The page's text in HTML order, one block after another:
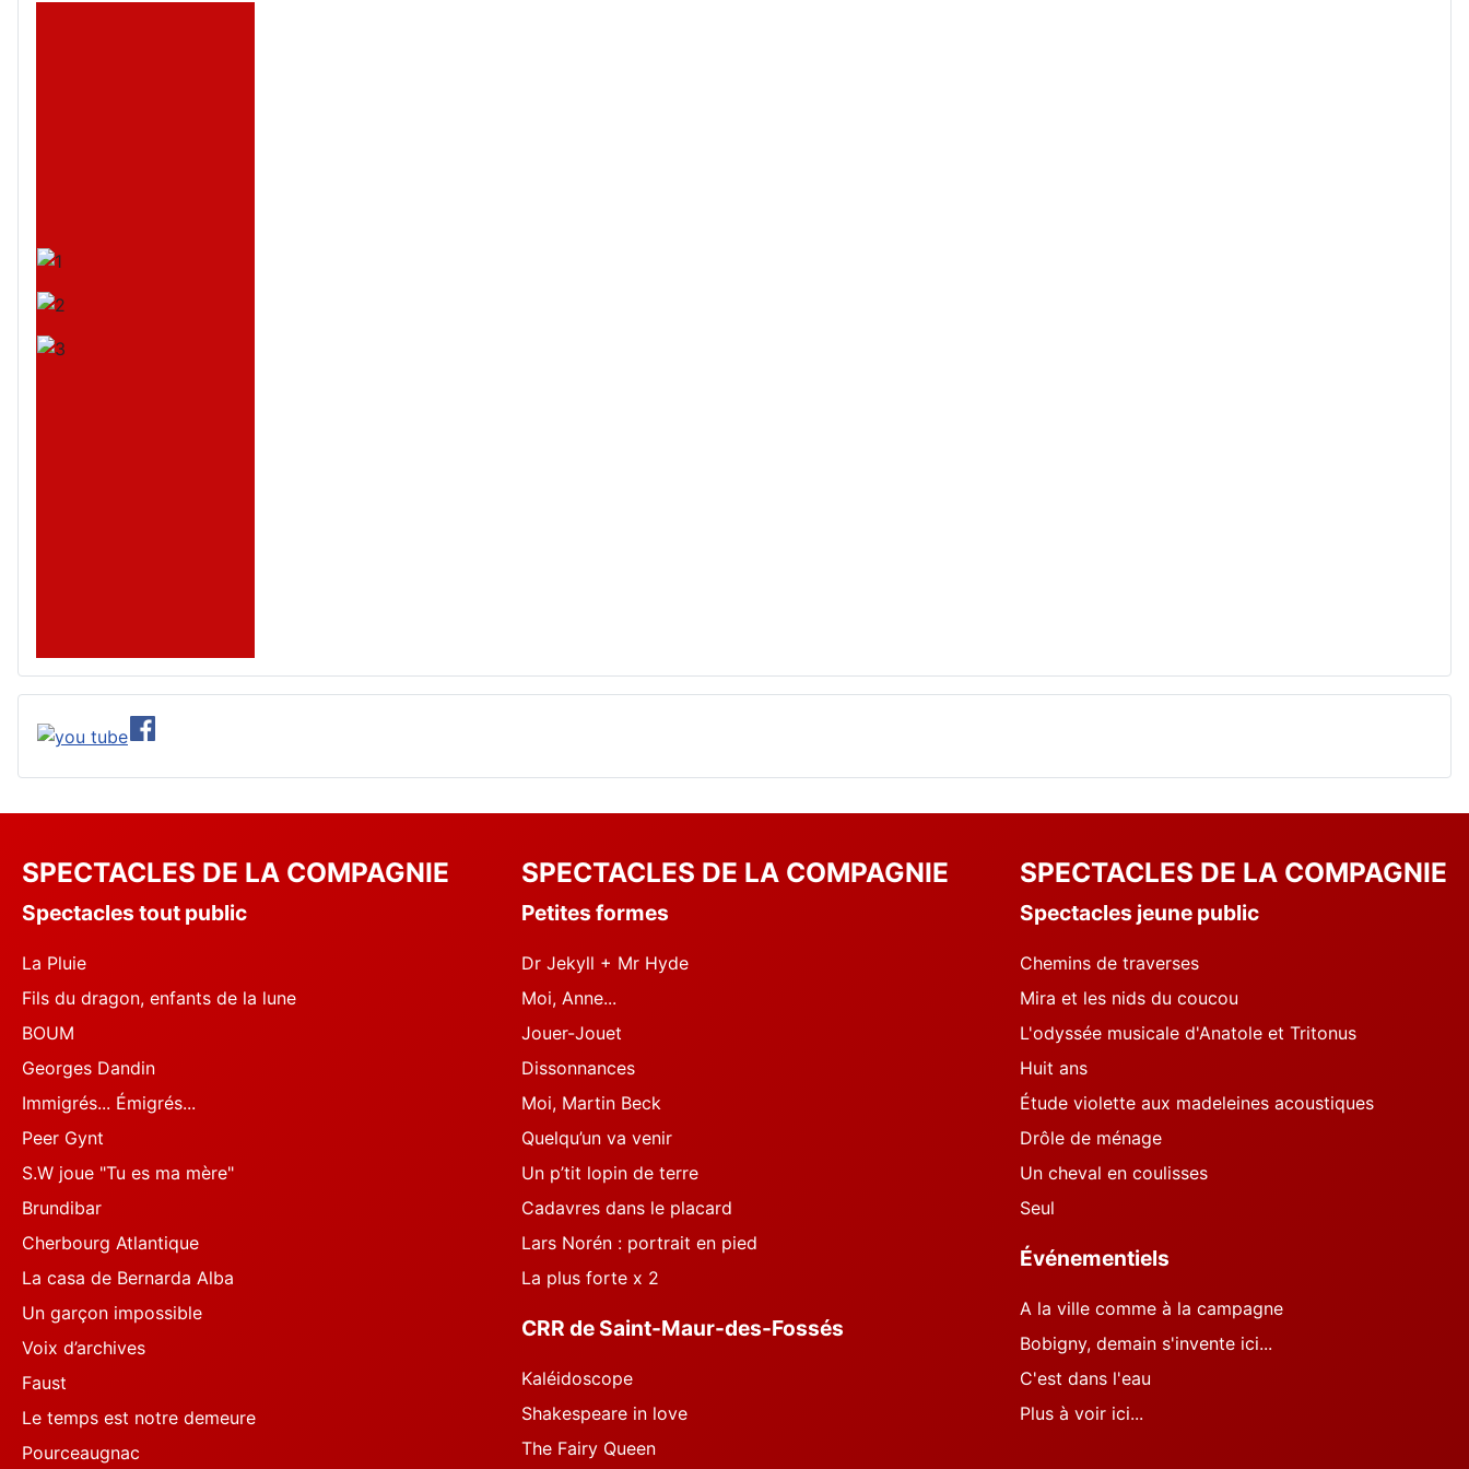
SPECTACLES DE LA COMPAGNIE
Spectacles tout public
La Pluie
Fils du dragon, enfants de la lune
BOUM
Georges Dandin
Immigrés... Émigrés...
Peer Gynt
S.W joue "Tu es ma mère"
Brundibar
Cherbourg Atlantique
La casa de Bernarda Alba
Un garçon impossible
Voix d’archives
Faust
Le temps est notre demeure
Pourceaugnac
SPECTACLES DE LA COMPAGNIE
Petites formes
Dr Jekyll + Mr Hyde
Moi, Anne...
Jouer-Jouet
Dissonnances
Moi, Martin Beck
Quelqu’un va venir
Un p’tit lopin de terre
Cadavres dans le placard
Lars Norén : portrait en pied
La plus forte x 2
CRR de Saint-Maur-des-Fossés
Kaléidoscope
Shakespeare in love
The Fairy Queen
SPECTACLES DE LA COMPAGNIE
Spectacles jeune public
Chemins de traverses
Mira et les nids du coucou
L'odyssée musicale d'Anatole et Tritonus
Huit ans
Étude violette aux madeleines acoustiques
Drôle de ménage
Un cheval en coulisses
Seul
Événementiels
A la ville comme à la campagne
Bobigny, demain s'invente ici...
C'est dans l'eau
Plus à voir ici...